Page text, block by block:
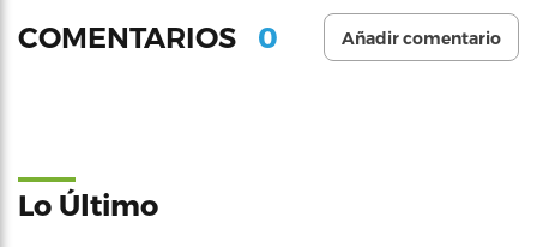
COMENTARIOS 0 Añadir comentario
Lo Último